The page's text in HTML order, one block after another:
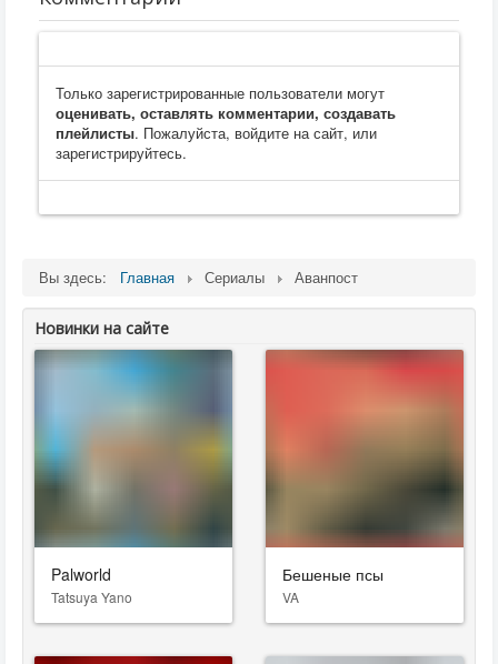
Только зарегистрированные пользователи могут
оценивать, оставлять комментарии, создавать
плейлисты. Пожалуйста, войдите на сайт, или
зарегистрируйтесь.
Вы здесь: Главная Сериалы Аванпост
Новинки на сайте
Palworld
Tatsuya Yano
Бешеные псы
VA